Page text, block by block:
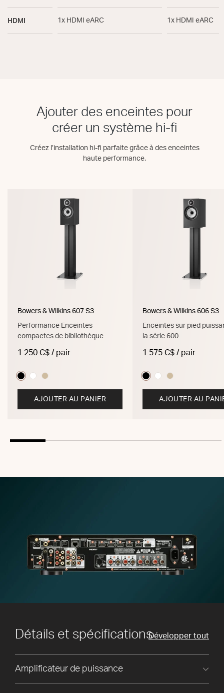
HDMI 1x HDMI eARC 1x HDMI eARC
Ajouter des enceintes pour
créer un système hi-fi
Créez l’installation hi-fi parfaite grâce à des enceintes
haute performance.
Bowers & Wilkins 607 S3
Performance Enceintes
compactes de bibliothèque
1 250 C$ / pair
AJOUTER AU PANIER
Bowers & Wilkins 606 S3
Enceintes sur pied
la série 600
1 575 C$ / pair
AJOUTER AU
Détails et spécificationsDévelopper tout
Amplificateur de puissance